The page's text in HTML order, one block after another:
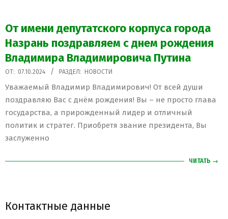
От имени депутатского корпуса города
Назрань поздравляем с днем рождения
Владимира Владимировича Путина
2024-
10-
07
ОТ: 07.10.2024 РАЗДЕЛ: НОВОСТИ
Уважаемый Владимир Владимирович! От всей души
поздравляю Вас с днём рождения! Вы – не просто глава
государства, а прирожденный лидер и отличный
политик и стратег. Приобретя звание президента, Вы
заслуженно
ЧИТАТЬ →
Контактные данные